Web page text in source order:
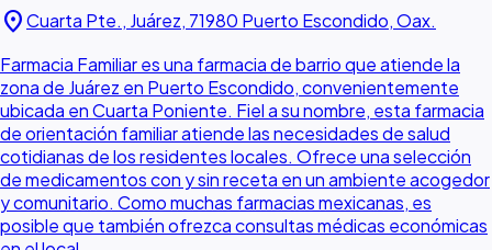
location_onCuarta Pte., Juárez, 71980 Puerto Escondido, Oax.
Farmacia Familiar es una farmacia de barrio que atiende la
zona de Juárez en Puerto Escondido, convenientemente
ubicada en Cuarta Poniente. Fiel a su nombre, esta farmacia
de orientación familiar atiende las necesidades de salud
cotidianas de los residentes locales. Ofrece una selección
de medicamentos con y sin receta en un ambiente acogedor
y comunitario. Como muchas farmacias mexicanas, es
posible que también ofrezca consultas médicas económicas